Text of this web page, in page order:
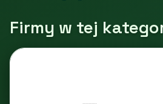
Firmy w tej